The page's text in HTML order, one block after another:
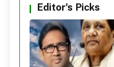
Editor's Picks